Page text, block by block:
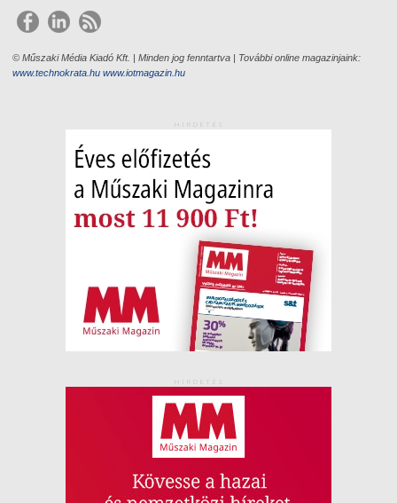
© Műszaki Média Kiadó Kft. | Minden jog fenntartva | További online magazinjaink:
www.technokrata.hu www.iotmagazin.hu
HIRDETÉS
HIRDETÉS